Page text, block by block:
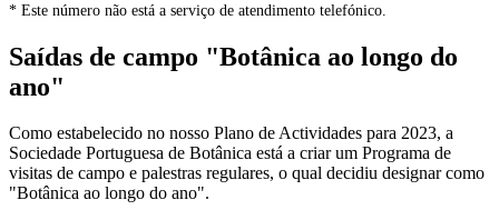
* Este número não está a serviço de atendimento telefónico.
Saídas de campo "Botânica ao longo do
ano"
Como estabelecido no nosso Plano de Actividades para 2023, a
Sociedade Portuguesa de Botânica está a criar um Programa de
visitas de campo e palestras regulares, o qual decidiu designar como
"Botânica ao longo do ano".